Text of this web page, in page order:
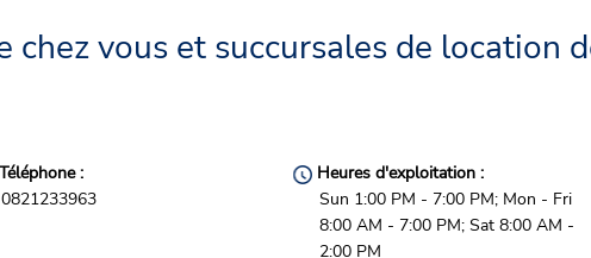
chez vous et succursales de location
:
0821233963
Heures d'exploitation :
Sun 1:00 PM - 7:00 PM; Mon - Fri
8:00 AM - 7:00 PM; Sat 8:00 AM -
2:00 PM